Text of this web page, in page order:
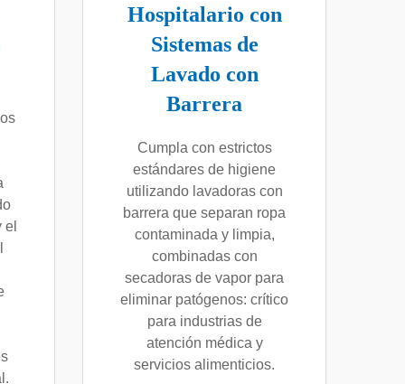
el
Hospitalario con
Sistemas de
Lavado con
Barrera
Cumpla con estrictos
estándares de higiene
utilizando lavadoras con
barrera que separan ropa
contaminada y limpia,
combinadas con
secadoras de vapor para
eliminar patógenos: crítico
para industrias de
atención médica y
servicios alimenticios.